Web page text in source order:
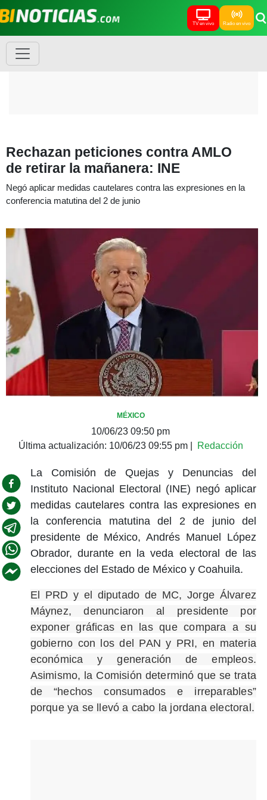
TV en vivo Radio en vivo
Rechazan peticiones contra AMLO
de retirar la mañanera: INE
Negó aplicar medidas cautelares contra las expresiones en la
conferencia matutina del 2 de junio
MÉXICO
10/06/23 09:50 pm
Última actualización: 10/06/23 09:55 pm| Redacción
La Comisión de Quejas y Denuncias del
Instituto Nacional Electoral (INE) negó aplicar
medidas cautelares contra las expresiones en
la conferencia matutina del 2 de junio del
presidente de México, Andrés Manuel López
Obrador, durante en la veda electoral de las
elecciones del Estado de México y Coahuila.
El PRD y el diputado de MC, Jorge Álvarez
Máynez, denunciaron al presidente por
exponer gráficas en las que compara a su
gobierno con los del PAN y PRI, en materia
económica y generación de empleos.
Asimismo, la Comisión determinó que se trata
de “hechos consumados e irreparables”
porque ya se llevó a cabo la jordana electoral.